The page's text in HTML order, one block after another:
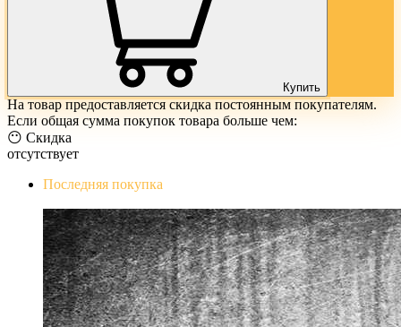
Купить
На товар предоставляется скидка постоянным покупателям.
Если общая сумма покупок товара больше чем:
😶 Скидка
отсутствует
Последняя покупка